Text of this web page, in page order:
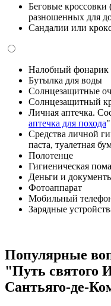
Беговые кроссовки
разношенных для
Сандалии или
Налобный фонарик
Бутылка для воды
Солнцезащитные
Солнцезащитный
Личная аптечка.
аптечка для похода"
Средства личной
паста, туалетная
Полотенце
Гигиеническая
Деньги и
Фотоаппарат
Мобильный
Зарядные
Популярные
"Путь святого
Сантьяго-де-